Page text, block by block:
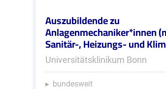
Auszubildende zu
Anlagenmechaniker*innen
Sanitär-, Heizungs- und
Universitätsklinikum Bonn
bundesweit